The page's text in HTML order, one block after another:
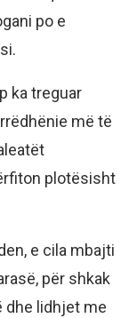
po e
ka treguar
më të
plotësisht
e cila mbajti
për shkak
dhe lidhjet me